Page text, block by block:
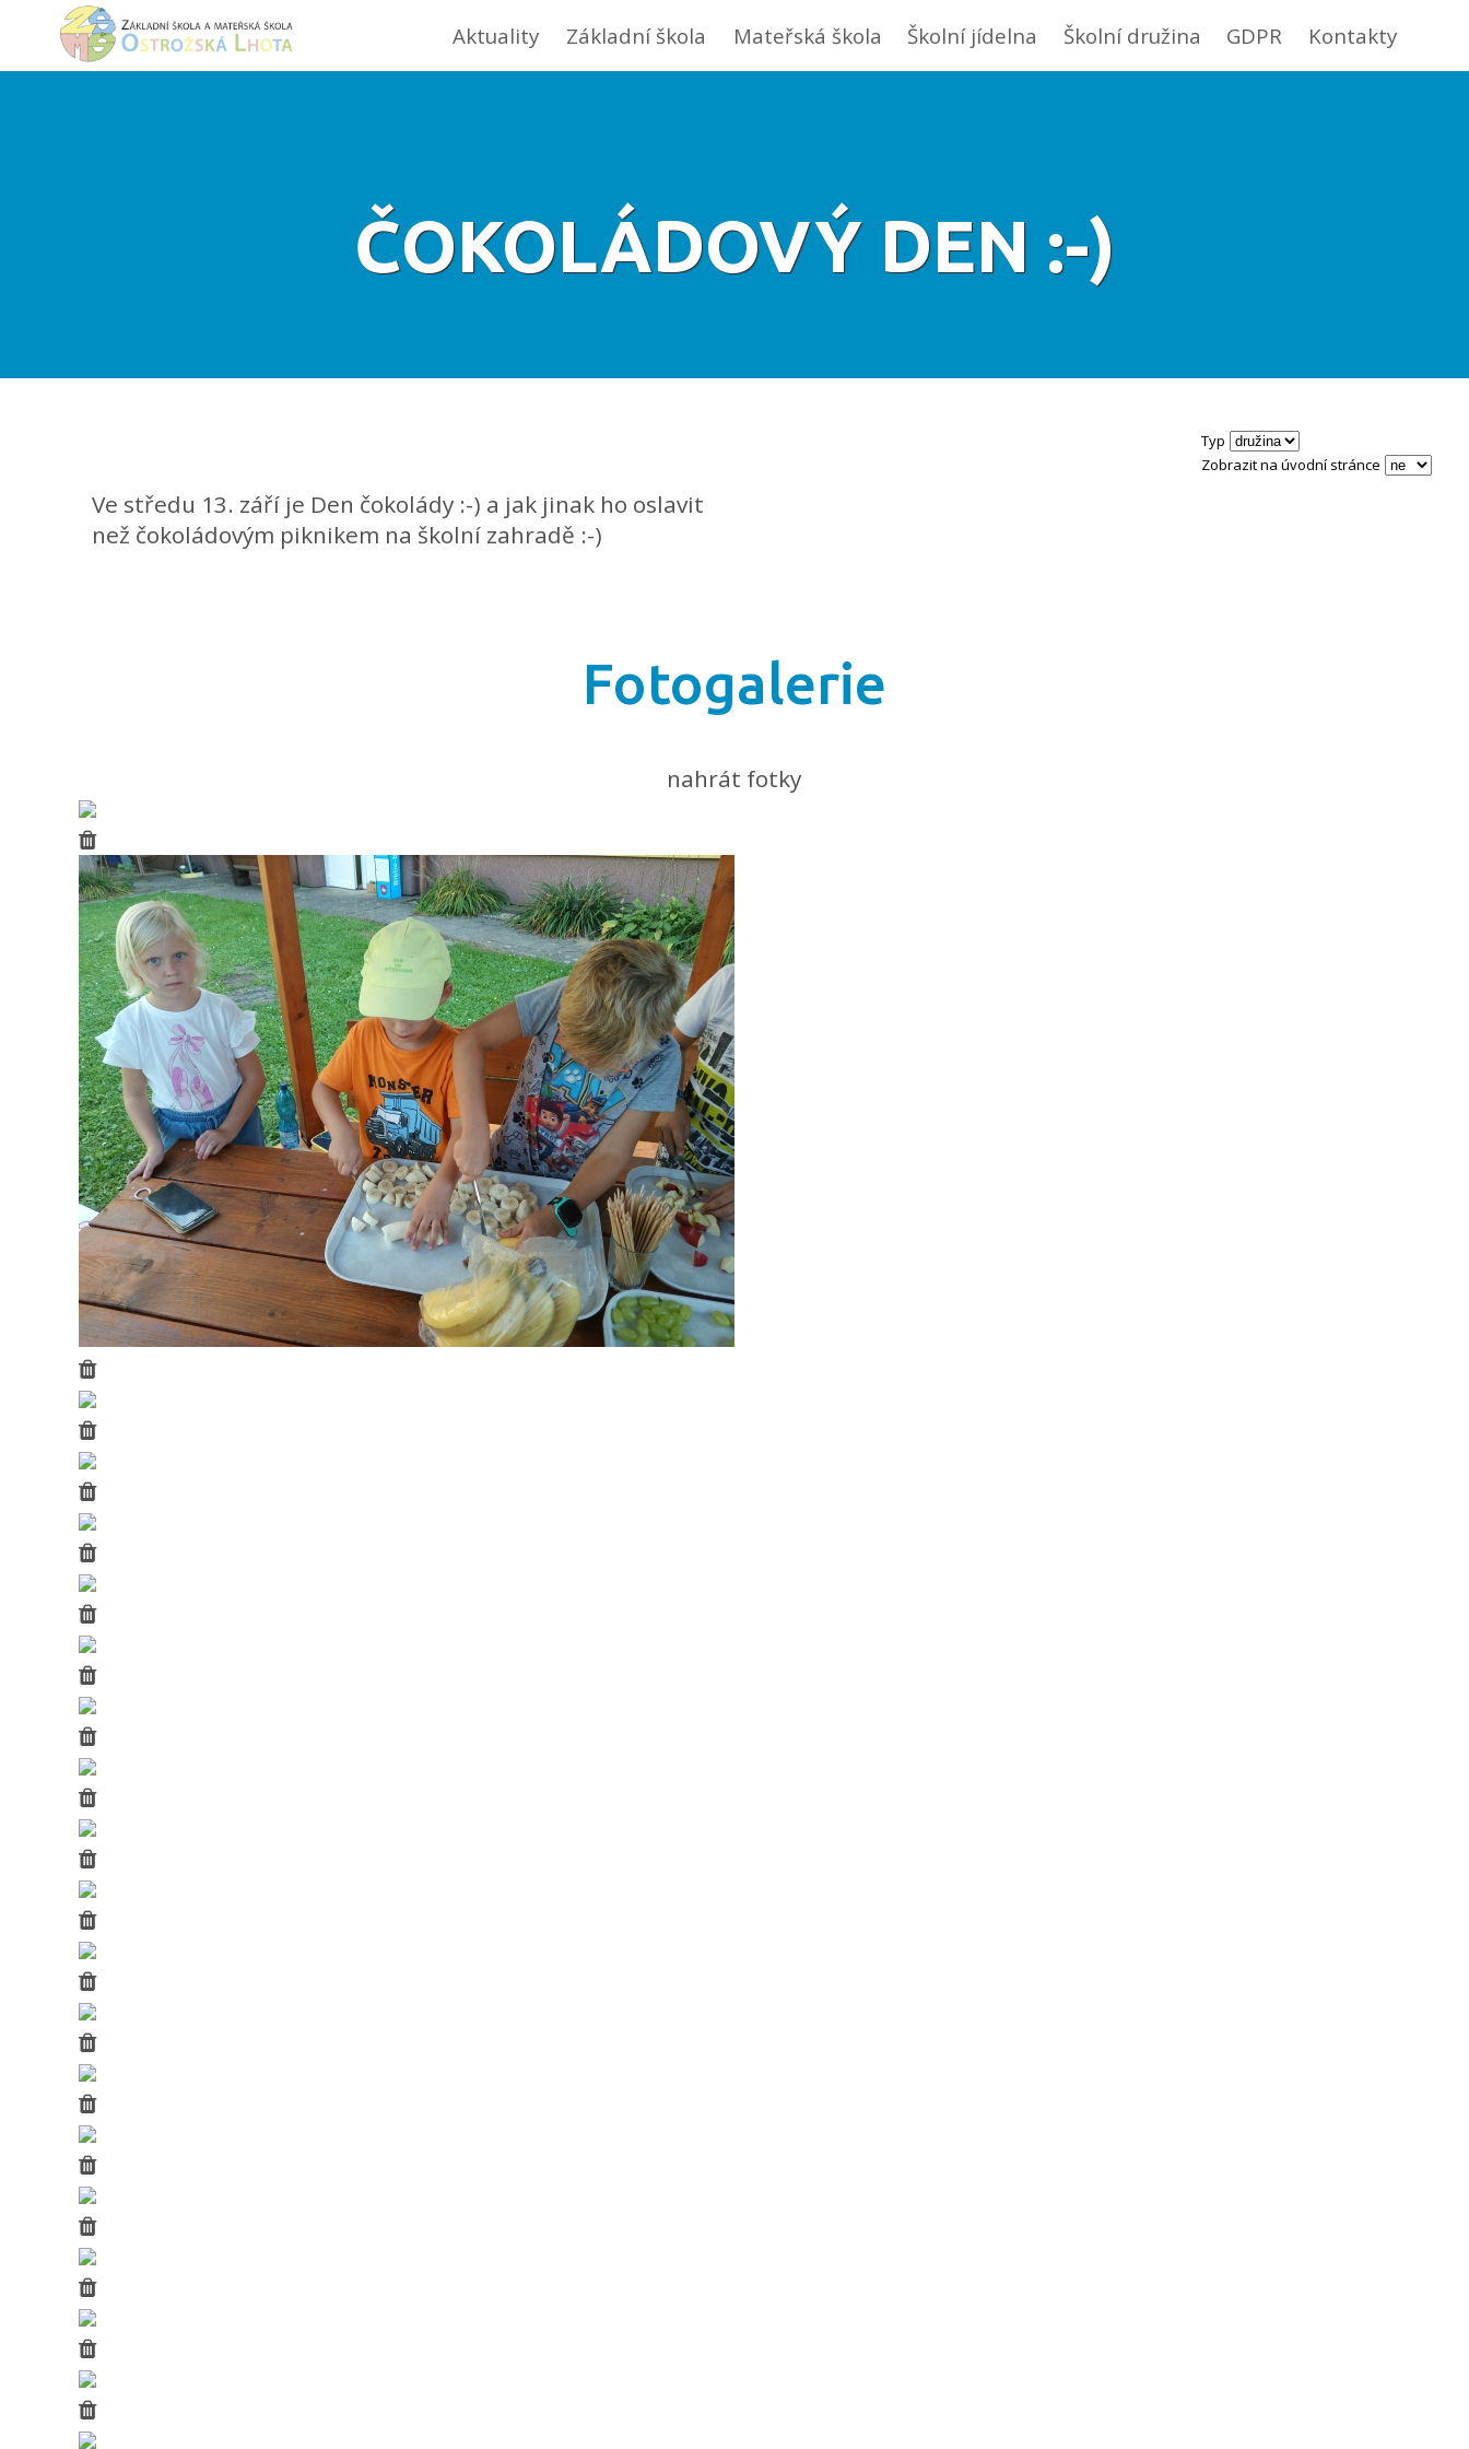
Aktuality Základní škola Mateřská škola Školní jídelna Školní družina GDPR Kontakty
ČOKOLÁDOVÝ DEN :-)
Typ
Zobrazit na úvodní stránce
Ve středu 13. září je Den čokolády :-) a jak jinak ho oslavit
než čokoládovým piknikem na školní zahradě :-)
Fotogalerie
nahrát fotky